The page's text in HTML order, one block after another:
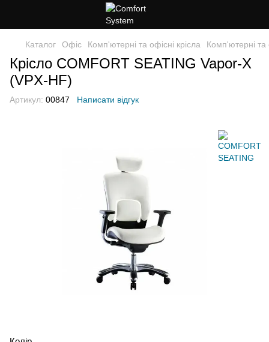
Каталог Офіс Комп'ютерні та офісні крісла Комп'ютерні та
Крісло COMFORT SEATING Vapor-X
(VPX-HF)
Артикул: 00847 Написати відгук